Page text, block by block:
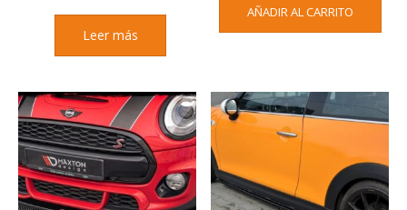
Leer más
AÑADIR AL CARRITO